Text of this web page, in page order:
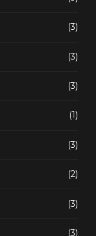
(3)
(3)
(3)
(1)
(3)
(2)
(3)
(3)